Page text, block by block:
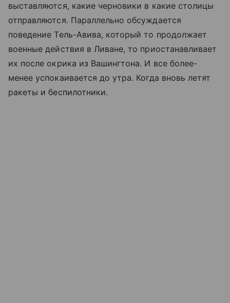
выставляются, какие черновики в какие столицы
отправляются. Параллельно обсуждается
поведение Тель-Авива, который то продолжает
военные действия в Ливане, то приостанавливает
их после окрика из Вашингтона. И все более-
менее успокаивается до утра. Когда вновь летят
ракеты и беспилотники.